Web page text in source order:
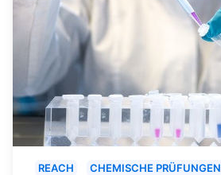
REACH
CHEMISCHE PRÜFUNGEN